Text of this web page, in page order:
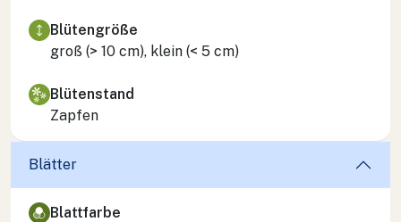
Blütengröße
groß (> 10 cm), klein (< 5 cm)
Blütenstand
Zapfen
Blätter
Blattfarbe